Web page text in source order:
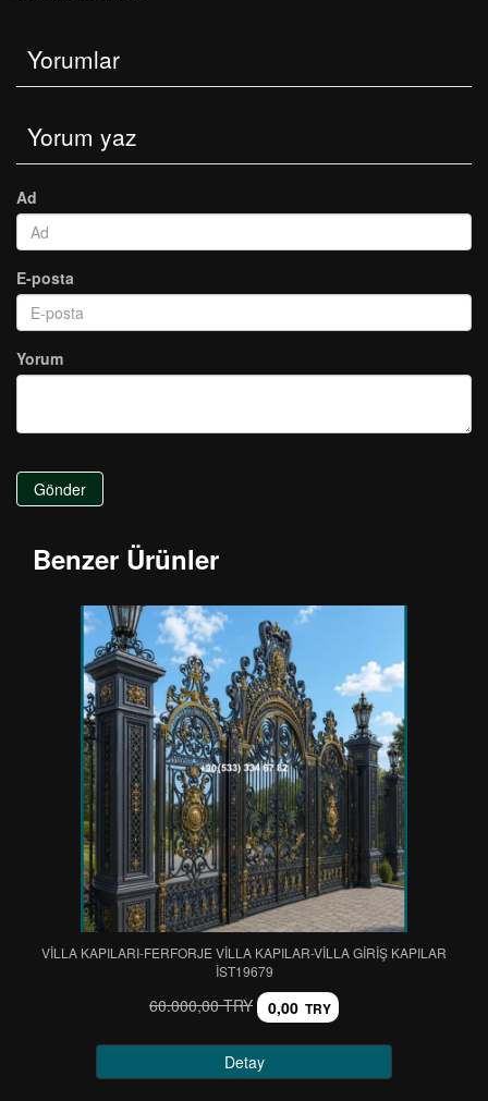
Yorumlar
Yorum yaz
Ad
E-posta
Yorum
Gönder
Benzer Ürünler
VİLLA KAPILARI-FERFORJE VİLLA KAPILAR-VİLLA GİRİŞ KAPILAR
IST19679
60.000,00 TRY 0,00 TRY
Detay